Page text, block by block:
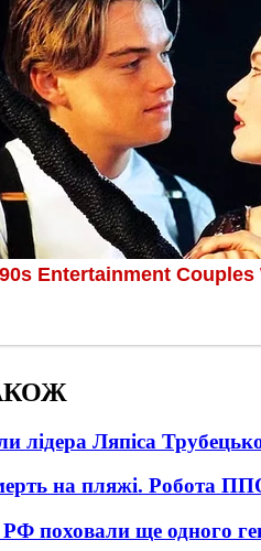
лідера Ляпіса
на пляжі. Робота
поховали ще одного